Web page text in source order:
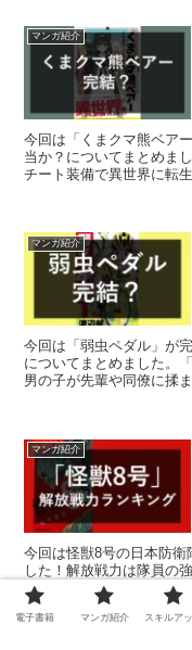
マンガ紹介
今回は「くまクマ熊ベア
当か？についてまとめま
チート装備で異世界に転
マンガ紹介
今回は「弱虫ペダル」が
についてまとめました。
男の子が先輩や同僚に揉
マンガ紹介
今回は怪獣8号の日本防衛
した！解放戦力は隊員の
す。1位：鳴海弦 解放
位：四ノ宮キコル 解放
94%/5位：保科宗四郎
電子書籍 マンガ紹介 スキルア